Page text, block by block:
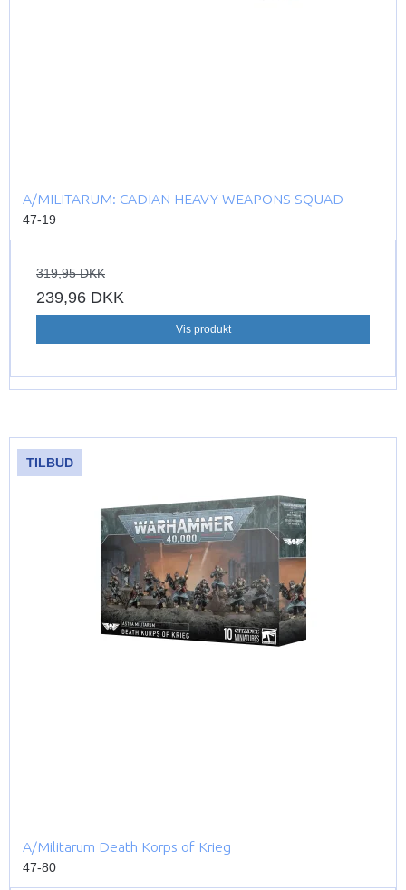
A/MILITARUM: CADIAN HEAVY WEAPONS SQUAD
47-19
319,95 DKK
239,96 DKK
Vis produkt
TILBUD
A/Militarum Death Korps of Krieg
47-80